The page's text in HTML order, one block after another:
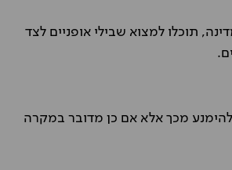
תוכלו למצוא שבילי אופניים לצד
מכך אלא אם כן מדובר במקרה